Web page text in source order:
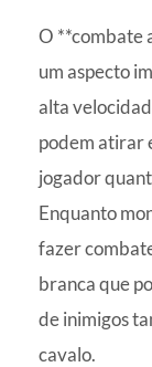
O **combate
um aspecto
alta
podem atirar
jogador
Enquanto
fazer
branca que
de inimigos
cavalo.